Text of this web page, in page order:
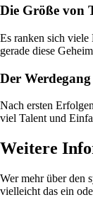
Die Größe von
Es ranken sich
gerade diese
Der
Nach ersten
viel Talent und
Weitere
Wer mehr über den
vielleicht das ein